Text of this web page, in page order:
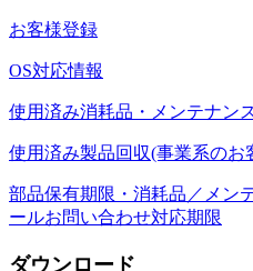
お客様登録
OS対応情報
使用済み消耗品・メンテナン
使用済み製品回収(事業系のお
部品保有期限・消耗品／メン
ールお問い合わせ対応期限
ダウンロード